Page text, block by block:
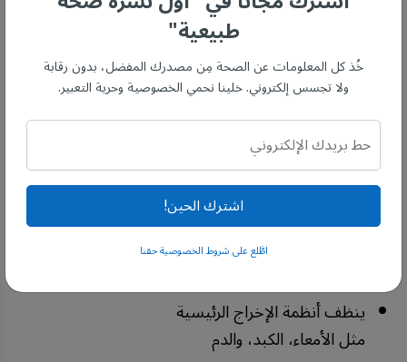
الكلوريللا للأمعاء وقنوات الإخراج وحماية
الكبد يساعد في تكوين دم نظيف. والدم
النظيف يساعد في التخلص الفعال من
الفضلات الأيضية بعيدًا عن أنسجتك.
الكلوريللا قوية جدًا في إزالة السموم لأنها
غنية بالكلوروفيلالمعروف بـ:
يساعدك في زيادة استخدام
ينظف أنظمة الإخراج الرئيسية
مثل الأمعاء، الكبد، والدم
طبيعية"
خُذ كل المعلومات عن الصحة مِن مصدرك المفضل، بدون رقابة
ولا تجسس إلكتروني. خلينا نحمي الخصوصية وحرية التعبير.
اشترك الحين!
اطَّلع على شروط الخصوصية حقنا